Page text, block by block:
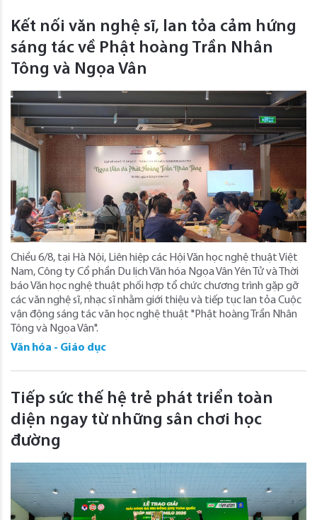
Kết nối văn nghệ sĩ, lan tỏa cảm hứng
sáng tác về Phật hoàng Trần Nhân
Tông và Ngọa Vân
Chiều 6/8, tại Hà Nội, Liên hiệp các Hội Văn học nghệ thuật Việt
Nam, Công ty Cổ phần Du lịch Văn hóa Ngọa Vân Yên Tử và Thời
báo Văn học nghệ thuật phối hợp tổ chức chương trình gặp gỡ
các văn nghệ sĩ, nhạc sĩ nhằm giới thiệu và tiếp tục lan tỏa Cuộc
vận động sáng tác văn học nghệ thuật "Phật hoàng Trần Nhân
Tông và Ngọa Vân".
Văn hóa - Giáo dục
Tiếp sức thế hệ trẻ phát triển toàn
diện ngay từ những sân chơi học
đường